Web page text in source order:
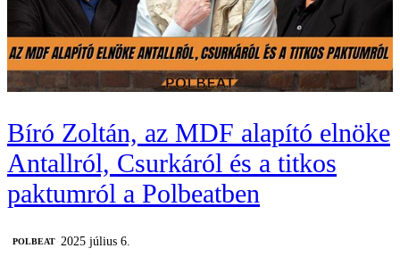
Bíró Zoltán, az MDF alapító elnöke
Antallról, Csurkáról és a titkos
paktumról a Polbeatben
‎POLBEAT 2025 július 6.